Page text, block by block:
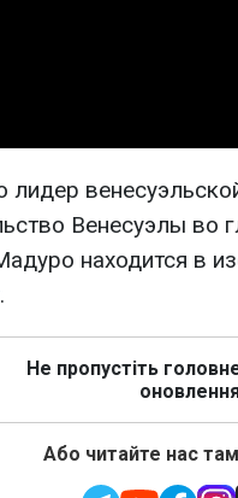
лидер
Венесуэлы во
находится в
.
Не пропустіть
Або читайте нас